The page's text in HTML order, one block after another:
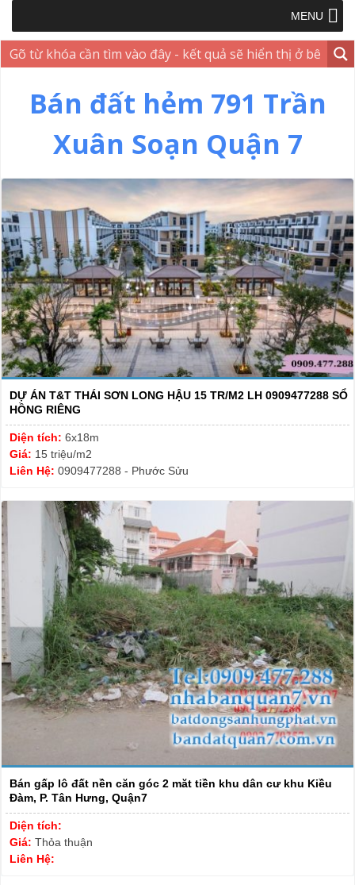
MENU
Bán đất hẻm 791 Trần
Xuân Soạn Quận 7
DỰ ÁN T&T THÁI SƠN LONG HẬU 15 TR/M2 LH 0909477288 SỔ
HỒNG RIÊNG
Diện tích: 6x18m
Giá: 15 triệu/m2
Liên Hệ: 0909477288 - Phước Sửu
Bán gấp lô đất nền căn góc 2 măt tiền khu dân cư khu Kiều
Đàm, P. Tân Hưng, Quận7
Diện tích:
Giá: Thỏa thuận
Liên Hệ: